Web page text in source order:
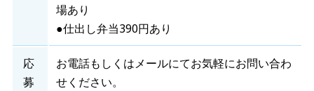
場あり
●仕出し弁当390円あり
応
募
お電話もしくはメールにてお気軽にお問い合わ
せください。